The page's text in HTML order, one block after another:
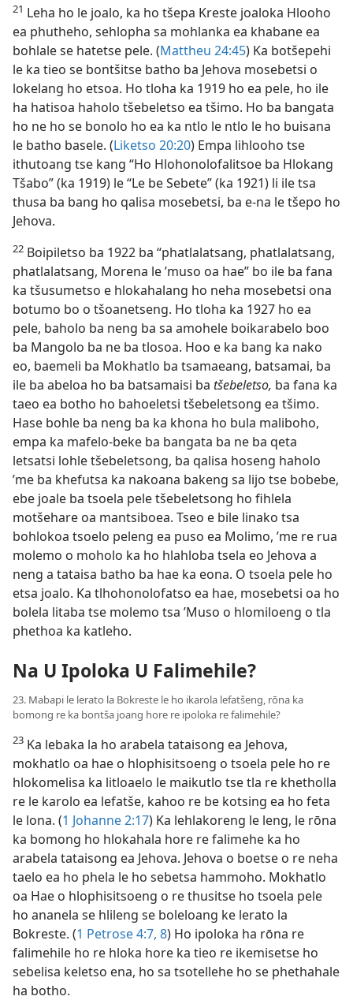
21 Leha ho le joalo, ka ho tšepa Kreste joaloka Hlooho
ea phutheho, sehlopha sa mohlanka ea khabane ea
bohlale se hatetse pele. (Mattheu 24:45) Ka
botšepehi le ka tieo se bontšitse batho ba Jehova
mosebetsi o lokelang ho etsoa. Ho tloha ka 1919 ho ea
pele, ho ile ha hatisoa haholo tšebeletso ea tšimo. Ho
ba bangata ho ne ho se bonolo ho ea ka ntlo le ntlo le
ho buisana le batho basele. (Liketso 20:20) Empa
lihlooho tse ithutoang tse kang “Ho Hlohonolofalitsoe
ba Hlokang Tšabo” (ka 1919) le “Le be Sebete” (ka 1921)
li ile tsa thusa ba bang ho qalisa mosebetsi, ba e-na le
tšepo ho Jehova.
22 Boipiletso ba 1922 ba “phatlalatsang, phatlalatsang,
phatlalatsang, Morena le ’muso oa hae” bo ile ba fana
ka tšusumetso e hlokahalang ho neha mosebetsi ona
botumo bo o tšoanetseng. Ho tloha ka 1927 ho ea
pele, baholo ba neng ba sa amohele boikarabelo boo
ba Mangolo ba ne ba tlosoa. Hoo e ka bang ka nako
eo, baemeli ba Mokhatlo ba tsamaeang, batsamai, ba
ile ba abeloa ho ba batsamaisi ba tšebeletso, ba fana ka
taeo ea botho ho bahoeletsi tšebeletsong ea tšimo.
Hase bohle ba neng ba ka khona ho bula maliboho,
empa ka mafelo-beke ba bangata ba ne ba qeta
letsatsi lohle tšebeletsong, ba qalisa hoseng haholo
’me ba khefutsa ka nakoana bakeng sa lijo tse bobebe,
ebe joale ba tsoela pele tšebeletsong ho fihlela
motšehare oa mantsiboea. Tseo e bile linako tsa
bohlokoa tsoelo peleng ea puso ea Molimo, ’me re rua
molemo o moholo ka ho hlahloba tsela eo Jehova a
neng a tataisa batho ba hae ka eona. O tsoela pele ho
etsa joalo. Ka tlhohonolofatso ea hae, mosebetsi oa ho
bolela litaba tse molemo tsa ’Muso o hlomiloeng o tla
phethoa ka katleho.
Na U Ipoloka U Falimehile?
23. Mabapi le lerato la Bokreste le ho ikarola lefatšeng, rōna ka
bomong re ka bontša joang hore re ipoloka re falimehile?
23 Ka lebaka la ho arabela tataisong ea Jehova,
mokhatlo oa hae o hlophisitsoeng o tsoela pele ho re
hlokomelisa ka litloaelo le maikutlo tse tla re khetholla
re le karolo ea lefatše, kahoo re be kotsing ea ho feta
le lona. (1 Johanne 2:17) Ka lehlakoreng le leng, le rōna
ka bomong ho hlokahala hore re falimehe ka ho
arabela tataisong ea Jehova. Jehova o boetse o re neha
taelo ea ho phela le ho sebetsa hammoho. Mokhatlo
oa Hae o hlophisitsoeng o re thusitse ho tsoela pele
ho ananela se hlileng se boleloang ke lerato la
Bokreste. (1 Petrose 4:7, 8) Ho ipoloka ha rōna re
falimehile ho re hloka hore ka tieo re ikemisetse ho
sebelisa keletso ena, ho sa tsotellehe ho se phethahale
ha botho.